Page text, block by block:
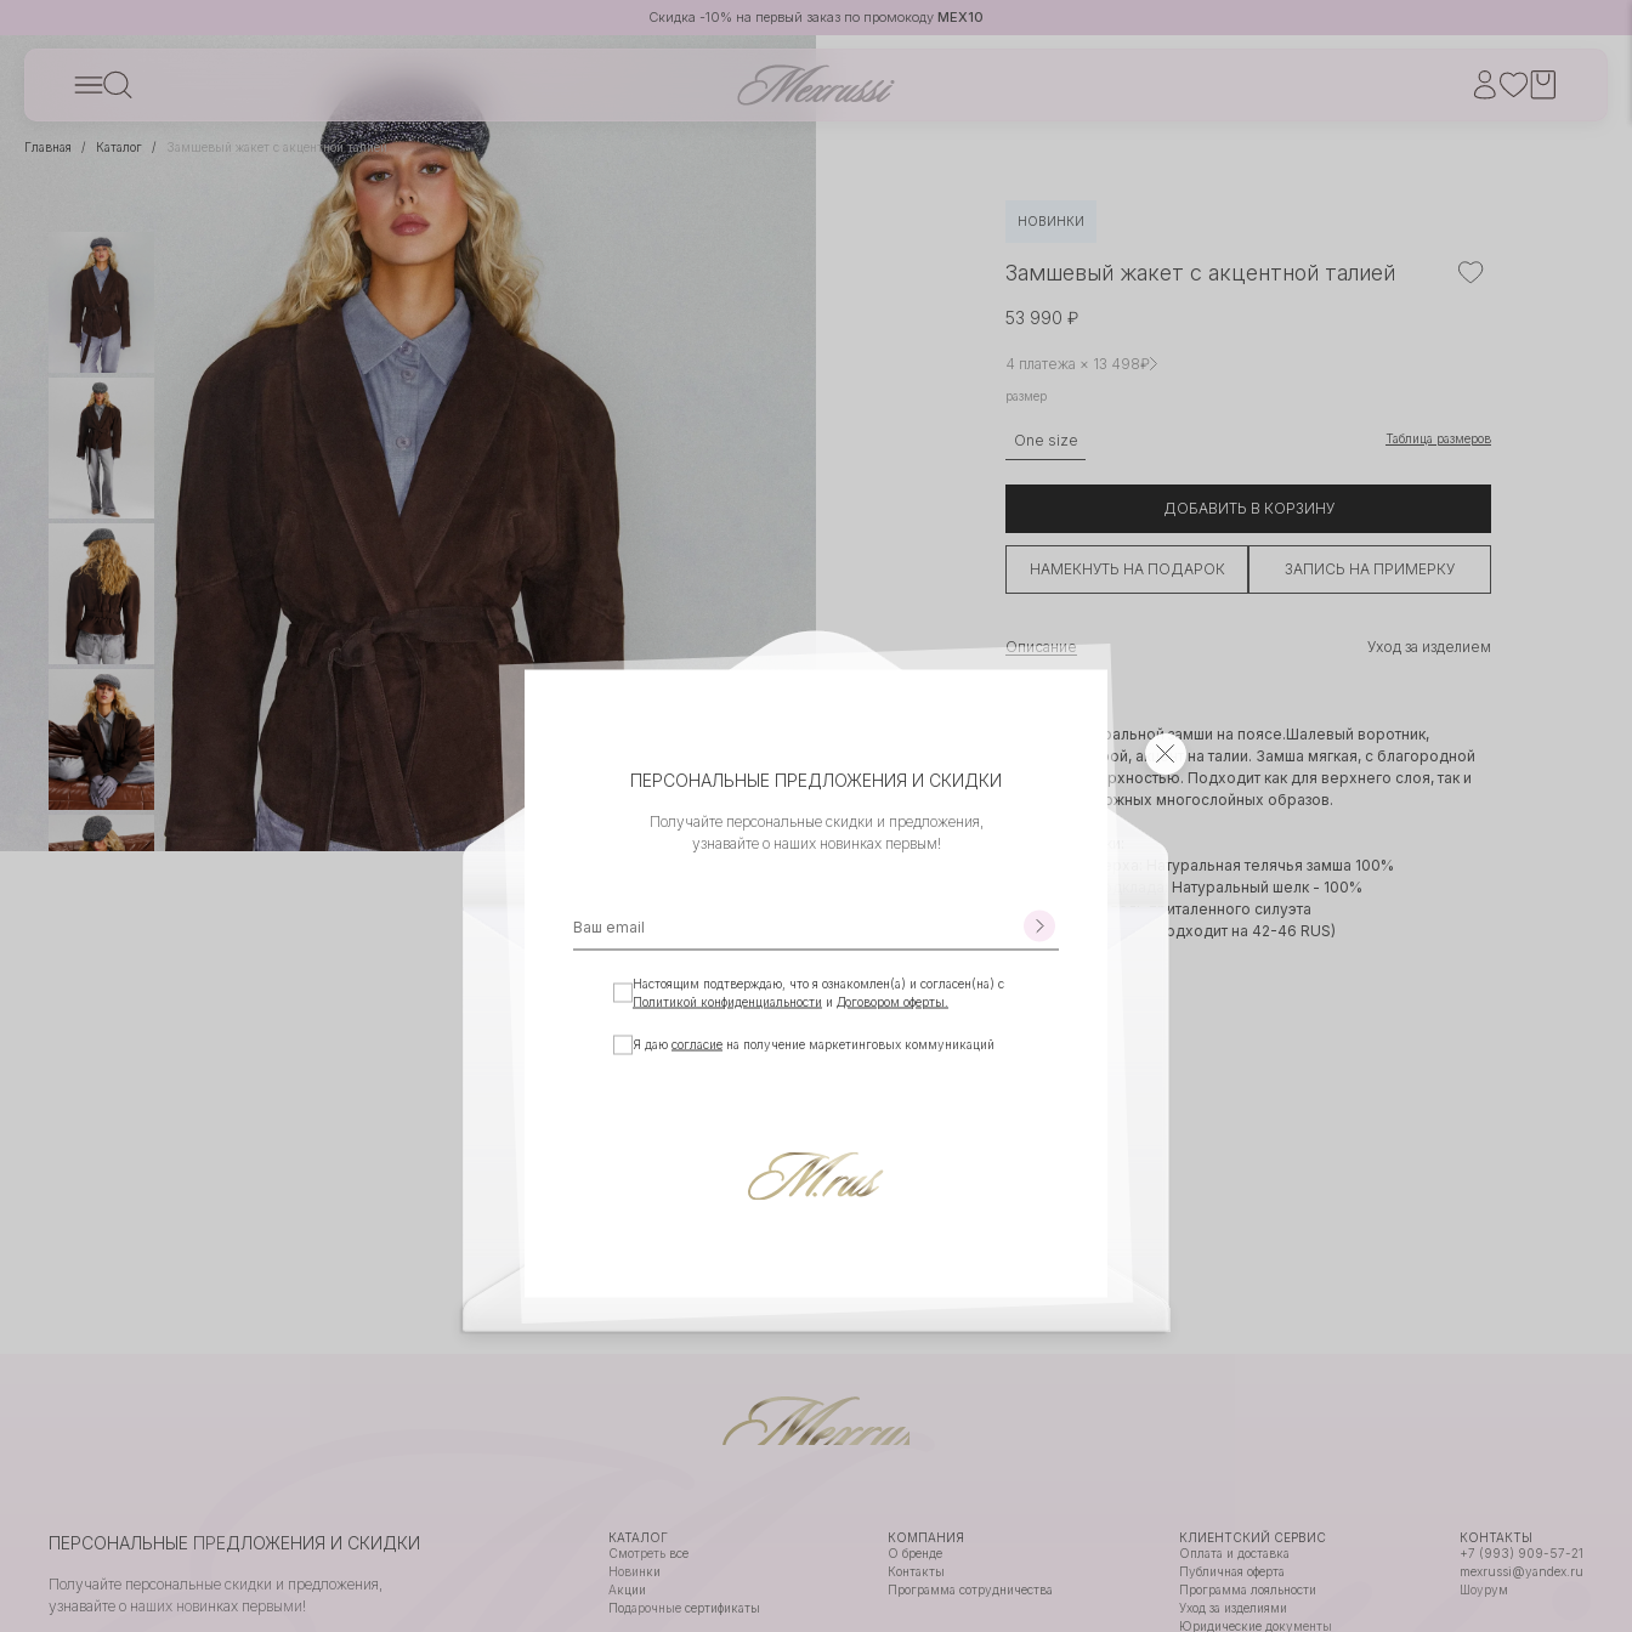
Скидка -10% на первый заказ по промокоду MEX10
Главная Каталог Замшевый жакет с акцентной талией
НОВИНКИ
Замшевый жакет с акцентной талией
53 990 ₽
4 платежа × 13 498₽
размер
One size Таблица размеров
ДОБАВИТЬ В КОРЗИНУ
НАМЕКНУТЬ НА ПОДАРОК ЗАПИСЬ НА ПРИМЕРКУ
Описание Уход за изделием
Жакет из натуральной замши на поясе.Шалевый воротник,
свободный крой, акцент на талии. Замша мягкая, с благородной
матовой поверхностью. Подходит как для верхнего слоя, так и
для более сложных многослойных образов.
• Материал верха: Натуральная телячья замша 100%
• Материал подклада: Натуральный шелк - 100%
• Посадка: модель приталенного силуэта
• Размер: one size (подходит на 42-46 RUS)
ВЫ В MEXRUSSI|@MEXRUSSI
ПЕРСОНАЛЬНЫЕ ПРЕДЛОЖЕНИЯ И СКИДКИ
Получайте персональные скидки и предложения,
узнавайте о наших новинках первыми!
КАТАЛОГ
Смотреть все
Новинки
Акции
Подарочные сертификаты
КОМПАНИЯ
О бренде
Контакты
Программа сотрудничества
КЛИЕНТСКИЙ СЕРВИС
Оплата и доставка
Публичная оферта
Программа лояльности
Уход за изделиями
Юридические документы
КОНТАКТЫ
+7 (993) 909-57-21
mexrussi@yandex.ru
Шоурум
ПЕРСОНАЛЬНЫЕ ПРЕДЛОЖЕНИЯ И СКИДКИ
Получайте персональные скидки и предложения,
узнавайте о наших новинках первым!
Настоящим подтверждаю, что я ознакомлен(а) и согласен(на) с
Политикой конфиденциальности и Договором оферты.
Я даю согласие на получение маркетинговых коммуникаций